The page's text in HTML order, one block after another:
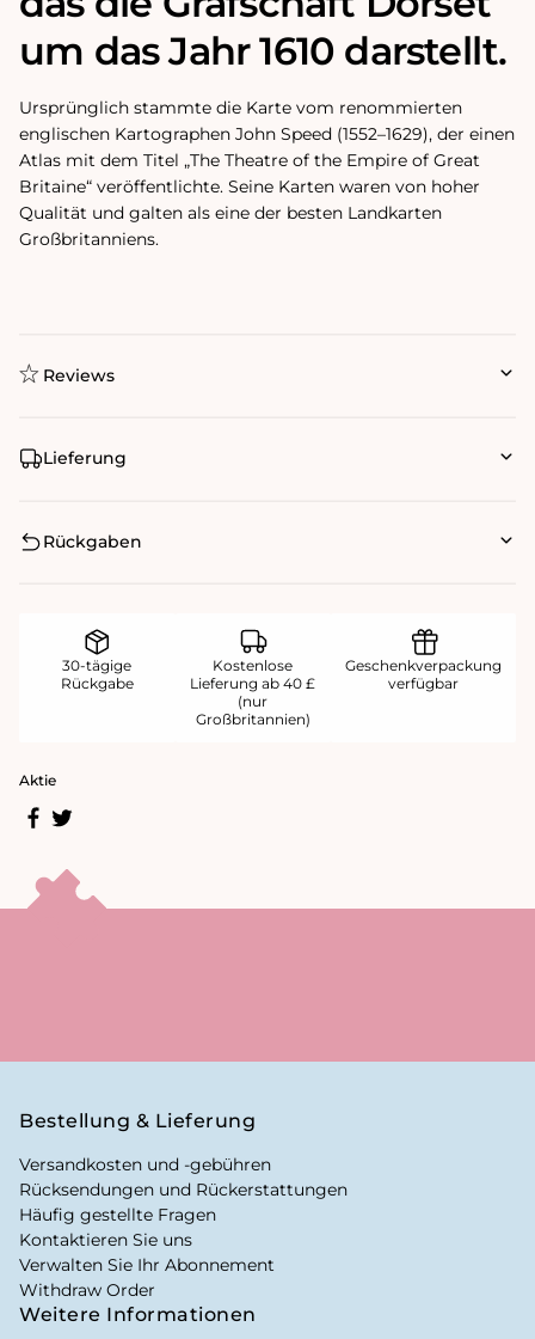
um das Jahr 1610 darstellt.
Ursprünglich stammte die Karte vom renommierten
englischen Kartographen John Speed ​​(1552–1629), der einen
Atlas mit dem Titel „The Theatre of the Empire of Great
Britaine“ veröffentlichte. Seine Karten waren von hoher
Qualität und galten als eine der besten Landkarten
Großbritanniens.
Reviews
Lieferung
Rückgaben
30-tägige
Rückgabe
Kostenlose
Lieferung ab 40 £
(nur
Großbritannien)
Geschenkverpackung
verfügbar
Aktie
Bestellung & Lieferung
Versandkosten und -gebühren
Rücksendungen und Rückerstattungen
Häufig gestellte Fragen
Kontaktieren Sie uns
Verwalten Sie Ihr Abonnement
Withdraw Order
Weitere Informationen